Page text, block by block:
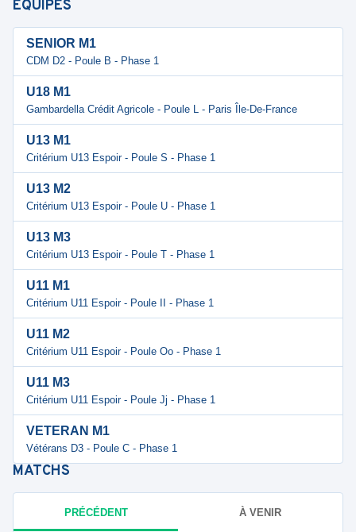
ÉQUIPES
SENIOR M1
CDM D2 - Poule B - Phase 1
U18 M1
Gambardella Crédit Agricole - Poule L - Paris Île-De-France
U13 M1
Critérium U13 Espoir - Poule S - Phase 1
U13 M2
Critérium U13 Espoir - Poule U - Phase 1
U13 M3
Critérium U13 Espoir - Poule T - Phase 1
U11 M1
Critérium U11 Espoir - Poule II - Phase 1
U11 M2
Critérium U11 Espoir - Poule Oo - Phase 1
U11 M3
Critérium U11 Espoir - Poule Jj - Phase 1
VETERAN M1
Vétérans D3 - Poule C - Phase 1
MATCHS
PRÉCÉDENT À VENIR